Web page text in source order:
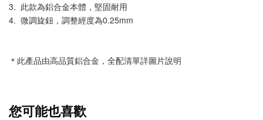
3.  此款為鋁合金本體，堅固耐用
4.  微調旋鈕，調整經度為0.25mm
＊此產品由高品質鋁合金，全配清單詳圖片說明
您可能也喜歡